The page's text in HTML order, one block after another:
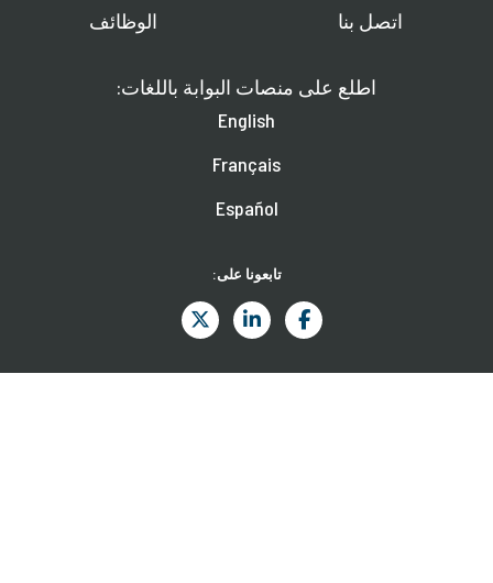
اتصل بنا
الوظائف
اطلع على منصات البوابة باللغات:
English
Français
Español
تابعونا على: